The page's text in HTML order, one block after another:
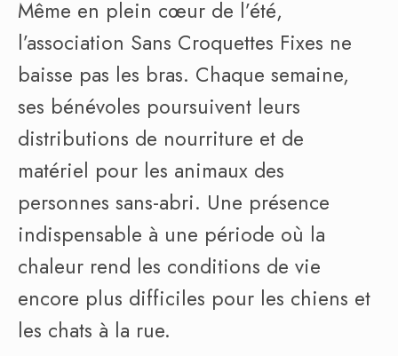
Même en plein cœur de l’été,
l’association Sans Croquettes Fixes ne
baisse pas les bras. Chaque semaine,
ses bénévoles poursuivent leurs
distributions de nourriture et de
matériel pour les animaux des
personnes sans-abri. Une présence
indispensable à une période où la
chaleur rend les conditions de vie
encore plus difficiles pour les chiens et
les chats à la rue.